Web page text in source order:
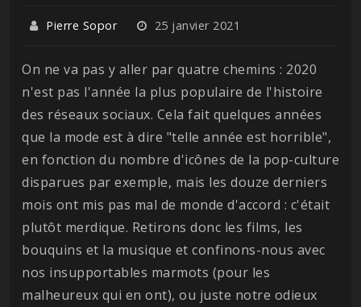
Pierre Sopor 25 janvier 2021
On ne va pas y aller par quatre chemins : 2020
n'est pas l'année la plus populaire de l'histoire
des réseaux sociaux. Cela fait quelques années
que la mode est à dire "telle année est horrible",
en fonction du nombre d'icônes de la pop-culture
disparues par exemple, mais les douze derniers
mois ont mis pas mal de monde d'accord : c'était
plutôt merdique. Retirons donc les films, les
bouquins et la musique et confinons-nous avec
nos insupportables marmots (pour les
malheureux qui en ont), ou juste notre odieux